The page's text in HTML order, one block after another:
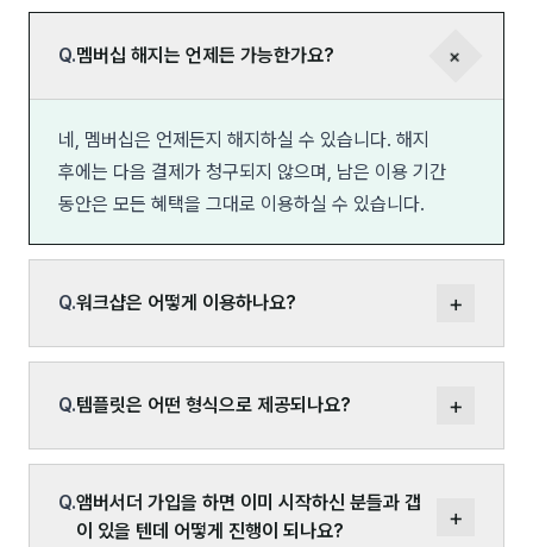
Q.멤버십 해지는 언제든 가능한가요? +
네, 멤버십은 언제든지 해지하실 수 있습니다. 해지
후에는 다음 결제가 청구되지 않으며, 남은 이용 기간
동안은 모든 혜택을 그대로 이용하실 수 있습니다.
Q.워크샵은 어떻게 이용하나요? +
Q.템플릿은 어떤 형식으로 제공되나요? +
Q.앰버서더 가입을 하면 이미 시작하신 분들과 갭
이 있을 텐데 어떻게 진행이 되나요?
+